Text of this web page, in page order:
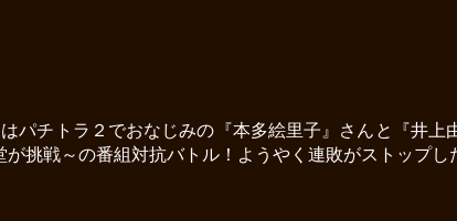
パチトラ２でおなじみの『本多絵里子』さんと『井
挑戦～の番組対抗バトル！ようやく連敗がストップ